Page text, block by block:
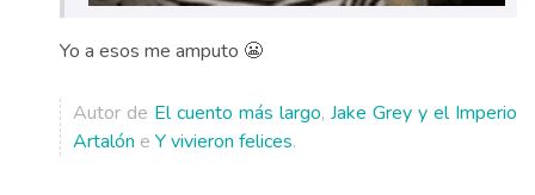
Yo a esos me amputo 😬
Autor de El cuento más largo, Jake Grey y el Imperio
Artalón e Y vivieron felices.